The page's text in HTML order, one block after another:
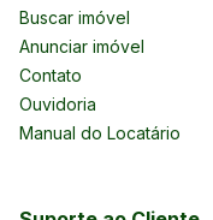
Buscar imóvel
Anunciar imóvel
Contato
Ouvidoria
Manual do Locatário